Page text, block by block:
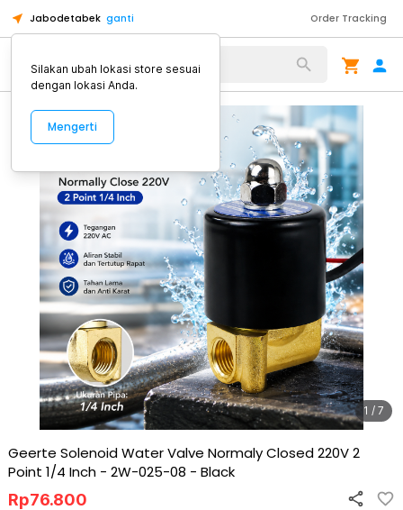
Jabodetabek ganti Order Tracking
Alat Kopi
1 / 7
Geerte Solenoid Water Valve Normaly Closed 220V 2
Point 1/4 Inch - 2W-025-08 - Black
Rp76.800
Silakan ubah lokasi store sesuai
dengan lokasi Anda.
Mengerti